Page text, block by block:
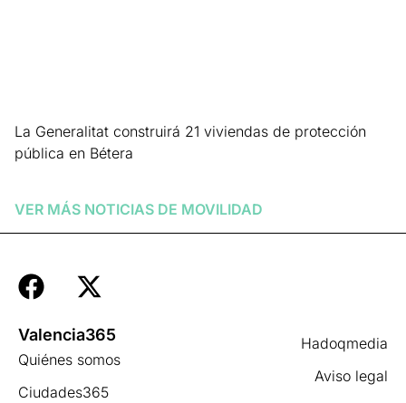
La Generalitat construirá 21 viviendas de protección
pública en Bétera
VER MÁS NOTICIAS DE MOVILIDAD
Hadoqmedia
Aviso legal
Valencia365
Quiénes somos
Ciudades365